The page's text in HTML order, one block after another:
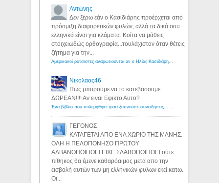
Αντώνης
Δεν ξέρω εάν ο Κασιδιάρης προέρχεται από
πρόσμιξη διαφορετικών φυλών, αλλά τα δικά σου
ελληνικά είναι για κλάματα. Κοίτα να μάθεις
στοιχειωδώς ορθογραφία...τουλάχιστον όταν θέτεις
ζήτημα για την...
Αμερικανοί ρατσιστές αναρωτιούνται αν ο Ηλίας Κασιδιάρης ανήκει στη λευκή φυλή... - Λόγιος Ερμής
Νικολαος46
Πως μπορουμε να το κατεβασουμε
ΔΩΡΕΑΝ!!!! Αν ειναι Εφικτο Αυτο?
Ένα βιβλίο που πολεμήθηκε γιατί ξυπνούσε συνειδήσεις... - Λόγιος Ερμής | Η γνώση ξεκινάει με την αναζήτηση...
ΓΕΓΟΝΟΣ
ΚΑΤΑΓΕΤΑΙ ΑΠΟ ΕΝΑ ΧΩΡΙΟ ΤΗΣ ΜΑΝΗΣ.
ΟΛΗ Η ΠΕΛΟΠΟΝΗΣΟ ΠΡΩΤΟΥ
ΑΛΒΑΝΟΠΟΙΗΘΕΙ ΕΙΧΕ ΣΛΑΒΟΠΟΙΗΘΕΙ ούτε
πίθηκος θα έμενε καθαρόαιμος μετα απο την
εισβολή αυτών των μη ελληνικών φυλων εκεί κατω.
Οι...